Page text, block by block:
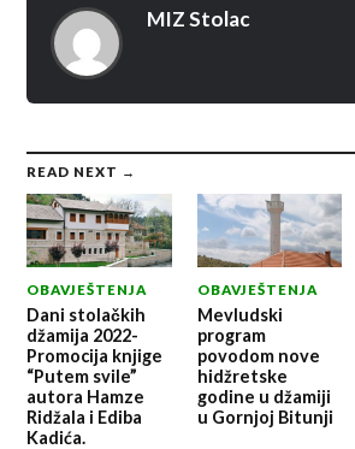
MIZ Stolac
READ NEXT →
OBAVJEŠTENJA
Dani stolačkih
džamija 2022-
Promocija knjige
“Putem svile”
autora Hamze
Ridžala i Ediba
Kadića.
OBAVJEŠTENJA
Mevludski
program
povodom nove
hidžretske
godine u džamiji
u Gornjoj Bitunji